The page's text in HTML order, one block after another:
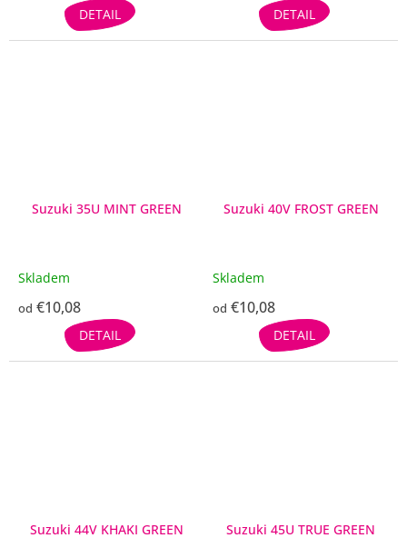
DETAIL DETAIL
Suzuki 35U MINT GREEN
Skladem
od €10,08
DETAIL
Suzuki 40V FROST GREEN
Skladem
od €10,08
DETAIL
Suzuki 44V KHAKI GREEN Suzuki 45U TRUE GREEN